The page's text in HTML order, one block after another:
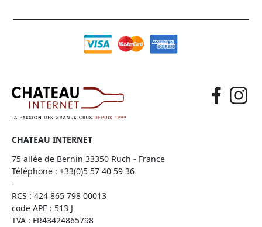
CHATEAU INTERNET
75 allée de Bernin 33350 Ruch - France
Téléphone : +33(0)5 57 40 59 36
-
RCS : 424 865 798 00013
code APE : 513 J
TVA : FR43424865798